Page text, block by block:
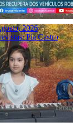
2026
Pía Castro